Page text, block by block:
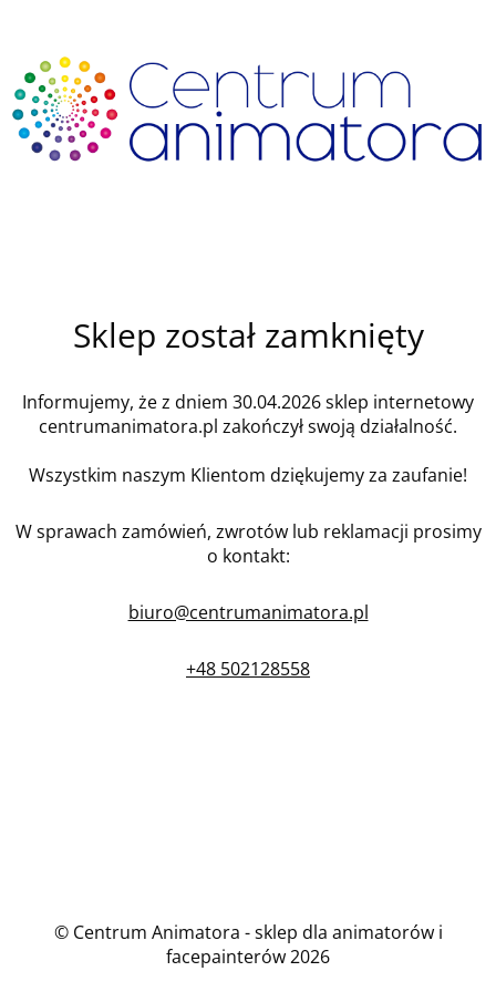
Sklep został zamknięty
Informujemy, że z dniem 30.04.2026 sklep internetowy
centrumanimatora.pl zakończył swoją działalność.
Wszystkim naszym Klientom dziękujemy za zaufanie!
W sprawach zamówień, zwrotów lub reklamacji prosimy
o kontakt:
biuro@centrumanimatora.pl
+48 502128558
© Centrum Animatora - sklep dla animatorów i
facepainterów 2026